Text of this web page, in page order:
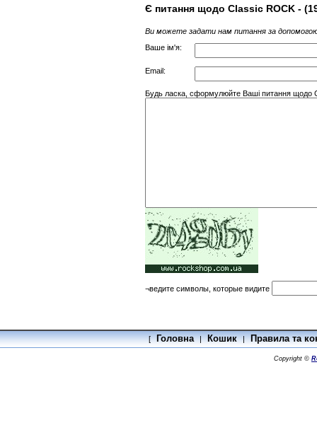
Є питання щодо Classic ROCK -
Ви можете задати нам питання за
Ваше ім'я:
Email:
Будь ласка, сформулюйте Ваші питання
¬ведите символы, которые видите
[ Головна | Кошик | Правила та
Copyright ©